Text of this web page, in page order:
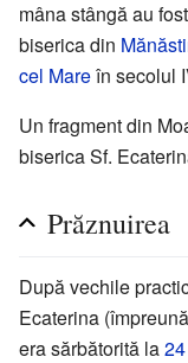
mâna stângă au
biserica din
cel Mareîn secolul
Un fragment din
biserica Sf.
Prăznuirea
După vechile
Ecaterina
era sărbătorită la